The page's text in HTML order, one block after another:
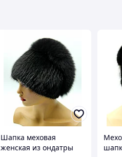
Шапка меховая
женская из ондатры